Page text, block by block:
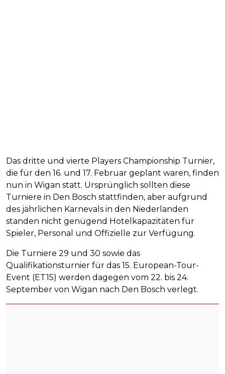
Das dritte und vierte Players Championship Turnier,
die für den 16. und 17. Februar geplant waren, finden
nun in Wigan statt. Ursprünglich sollten diese
Turniere in Den Bosch stattfinden, aber aufgrund
des jährlichen Karnevals in den Niederlanden
standen nicht genügend Hotelkapazitäten für
Spieler, Personal und Offizielle zur Verfügung.
Die Turniere 29 und 30 sowie das
Qualifikationsturnier für das 15. European-Tour-
Event (ET15) werden dagegen vom 22. bis 24.
September von Wigan nach Den Bosch verlegt.